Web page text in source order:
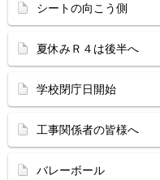
シートの向こう側
夏休みＲ４は後半へ
学校閉庁日開始
工事関係者の皆様へ
バレーボール